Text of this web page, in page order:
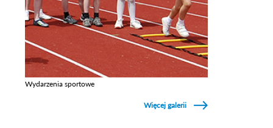
Wydarzenia sportowe
Więcej galerii